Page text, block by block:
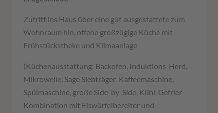
Zutritt ins Haus über eine gut ausgestattete zum
Wohnraum hin, offene großzügige Küche mit
Frühstückstheke und Klimaanlage
(Küchenausstattung: Backofen, Induktions-Herd,
Mikrowelle, Sage Siebträger-Kaffeemaschine,
Spülmaschine, große Side-by-Side, Kühl-Gefrier-
Kombination mit Eiswürfelbereiter und